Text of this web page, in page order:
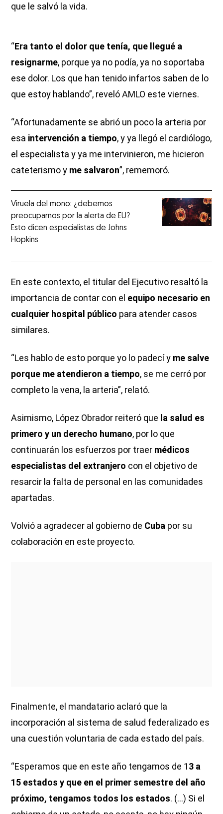
que le salvó la vida.
“Era tanto el dolor que tenía, que llegué a
resignarme, porque ya no podía, ya no soportaba
ese dolor. Los que han tenido infartos saben de lo
que estoy hablando”, reveló AMLO este viernes.
“Afortunadamente se abrió un poco la arteria por
esa intervención a tiempo, y ya llegó el cardiólogo,
el especialista y ya me intervinieron, me hicieron
cateterismo y me salvaron”, rememoró.
Viruela del mono: ¿debemos
preocuparnos por la alerta de EU?
Esto dicen especialistas de Johns
Hopkins
En este contexto, el titular del Ejecutivo resaltó la
importancia de contar con el equipo necesario en
cualquier hospital público para atender casos
similares.
“Les hablo de esto porque yo lo padecí y me salve
porque me atendieron a tiempo, se me cerró por
completo la vena, la arteria”, relató.
Asimismo, López Obrador reiteró que la salud es
primero y un derecho humano, por lo que
continuarán los esfuerzos por traer médicos
especialistas del extranjero con el objetivo de
resarcir la falta de personal en las comunidades
apartadas.
Volvió a agradecer al gobierno de Cuba por su
colaboración en este proyecto.
Finalmente, el mandatario aclaró que la
incorporación al sistema de salud federalizado es
una cuestión voluntaria de cada estado del país.
“Esperamos que en este año tengamos de 13 a
15 estados y que en el primer semestre del año
próximo, tengamos todos los estados. (…) Si el